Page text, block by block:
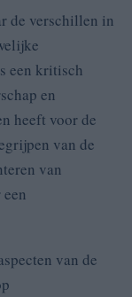
de verschillen in
een kritisch
en
heeft voor de
van de
van
van de